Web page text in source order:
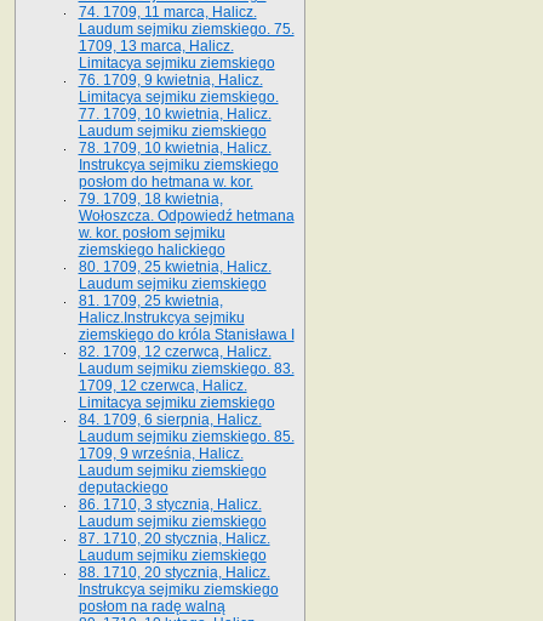
74. 1709, 11 marca, Halicz.
Laudum sejmiku ziemskiego. 75.
1709, 13 marca, Halicz.
Limitacya sejmiku ziemskiego
76. 1709, 9 kwietnia, Halicz.
Limitacya sejmiku ziemskiego.
77. 1709, 10 kwietnia, Halicz.
Laudum sejmiku ziemskiego
78. 1709, 10 kwietnia, Halicz.
Instrukcya sejmiku ziemskiego
posłom do hetmana w. kor.
79. 1709, 18 kwietnia,
Wołoszcza. Odpowiedź hetmana
w. kor. posłom sejmiku
ziemskiego halickiego
80. 1709, 25 kwietnia, Halicz.
Laudum sejmiku ziemskiego
81. 1709, 25 kwietnia,
Halicz.Instrukcya sejmiku
ziemskiego do króla Stanisława I
82. 1709, 12 czerwca, Halicz.
Laudum sejmiku ziemskiego. 83.
1709, 12 czerwca, Halicz.
Limitacya sejmiku ziemskiego
84. 1709, 6 sierpnia, Halicz.
Laudum sejmiku ziemskiego. 85.
1709, 9 września, Halicz.
Laudum sejmiku ziemskiego
deputackiego
86. 1710, 3 stycznia, Halicz.
Laudum sejmiku ziemskiego
87. 1710, 20 stycznia, Halicz.
Laudum sejmiku ziemskiego
88. 1710, 20 stycznia, Halicz.
Instrukcya sejmiku ziemskiego
posłom na radę walną